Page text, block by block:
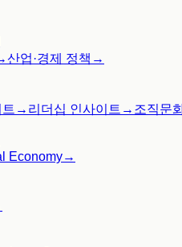
산업·경제 정책 →
→ 리더십 인사이트 → 조직문
Economy→